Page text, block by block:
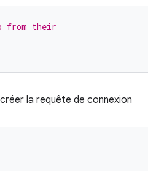
from their
la requête de connexion